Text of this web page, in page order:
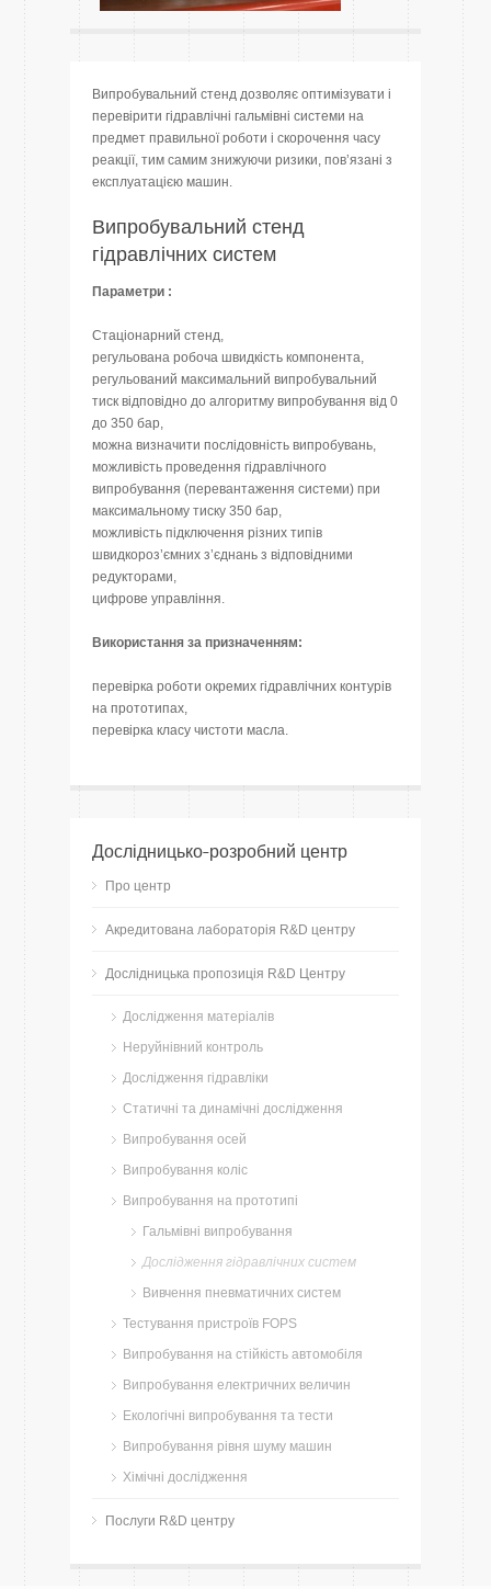
Випробувальний стенд дозволяє оптимізувати і
перевірити гідравлічні гальмівні системи на
предмет правильної роботи і скорочення часу
реакції, тим самим знижуючи ризики, пов’язані з
експлуатацією машин.
Випробувальний стенд
гідравлічних систем
Параметри :
Стаціонарний стенд,
регульована робоча швидкість компонента,
регульований максимальний випробувальний
тиск відповідно до алгоритму випробування від 0
до 350 бар,
можна визначити послідовність випробувань,
можливість проведення гідравлічного
випробування (перевантаження системи) при
максимальному тиску 350 бар,
можливість підключення різних типів
швидкороз’ємних з’єднань з відповідними
редукторами,
цифрове управління.
Використання за призначенням:
перевірка роботи окремих гідравлічних контурів
на прототипах,
перевірка класу чистоти масла.
Дослідницько-розробний центр
Про центр
Акредитована лабораторія R&D центру
Дослідницька пропозиція R&D Центру
Дослідження матеріалів
Неруйнівний контроль
Дослідження гідравліки
Статичні та динамічні дослідження
Випробування осей
Випробування коліс
Випробування на прототипі
Гальмівні випробування
Дослідження гідравлічних систем
Вивчення пневматичних систем
Тестування пристроїв FOPS
Випробування на стійкість автомобіля
Випробування електричних величин
Екологічні випробування та тести
Випробування рівня шуму машин
Хімічні дослідження
Послуги R&D центру